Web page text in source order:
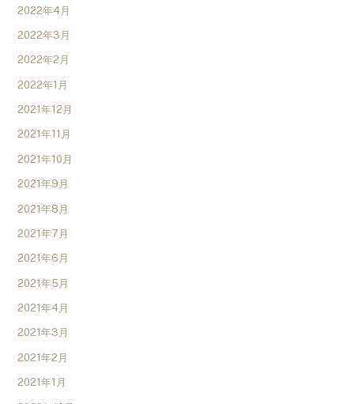
2022年4月
2022年3月
2022年2月
2022年1月
2021年12月
2021年11月
2021年10月
2021年9月
2021年8月
2021年7月
2021年6月
2021年5月
2021年4月
2021年3月
2021年2月
2021年1月